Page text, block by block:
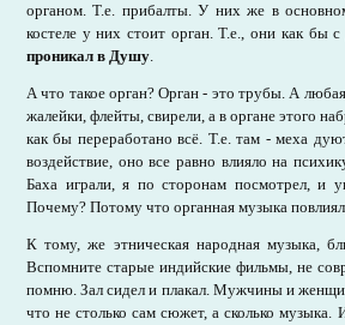
органом. Т.е. прибалты. У них же в
костеле у них стоит орган. Т.е., они как бы
проникал в Душу.
А что такое орган? Орган - это трубы. А
жалейки, флейты, свирели, а в органе этого
как бы переработано всё. Т.е. там - меха
воздействие, оно все равно влияло на
Баха играли, я по сторонам посмотрел, и
Почему? Потому что органная музыка
К тому, же этническая народная музыка,
Вспомните старые индийские фильмы, не
помню. Зал сидел и плакал. Мужчины и
что не столько сам сюжет, а сколько